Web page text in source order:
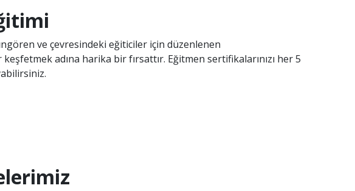
ve çevresindeki eğiticiler için düzenlenen
adına harika bir fırsattır. Eğitmen sertifikalarınızı her 5